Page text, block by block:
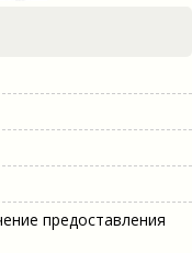
предоставления